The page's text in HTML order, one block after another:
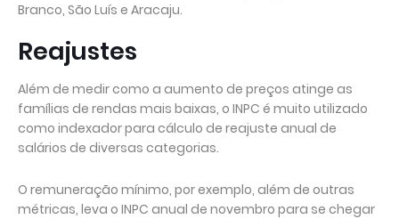
Branco, São Luís e Aracaju.
Reajustes
Além de medir como a aumento de preços atinge as
famílias de rendas mais baixas, o INPC é muito utilizado
como indexador para cálculo de reajuste anual de
salários de diversas categorias.
O remuneração mínimo, por exemplo, além de outras
métricas, leva o INPC anual de novembro para se chegar